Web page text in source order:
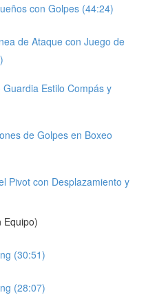
con Golpes (44:24)
de Ataque con Juego de
Estilo Compás y
de Golpes en Boxeo
Pivot con Desplazamiento y
Equipo)
(30:51)
(28:07)